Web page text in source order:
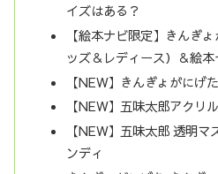
イズはある？
【絵本ナビ限定】きんぎ
ッズ＆レディース）＆絵本
【NEW】きんぎょがにげ
【NEW】五味太郎アクリ
【NEW】五味太郎 透明
ンディ